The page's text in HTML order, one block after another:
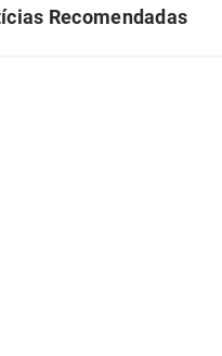
Recomendadas